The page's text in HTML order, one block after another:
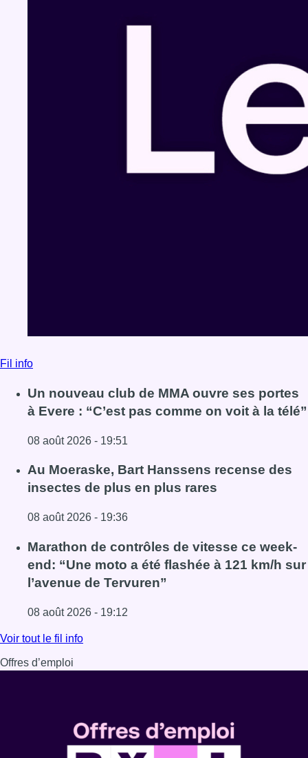
Fil info
Un nouveau club de MMA ouvre ses portes
à Evere : “C’est pas comme on voit à la télé”
08 août 2026 - 19:51
Lire l'article Un nouveau club de MMA ouvre ses portes à
Au Moeraske, Bart Hanssens recense des
insectes de plus en plus rares
08 août 2026 - 19:36
Lire l'article Au Moeraske, Bart Hanssens recense des
Marathon de contrôles de vitesse ce week-
end: “Une moto a été flashée à 121 km/h sur
l’avenue de Tervuren”
08 août 2026 - 19:12
Lire l'article Marathon de contrôles de vitesse ce week-
Voir tout le fil info
Offres d’emploi